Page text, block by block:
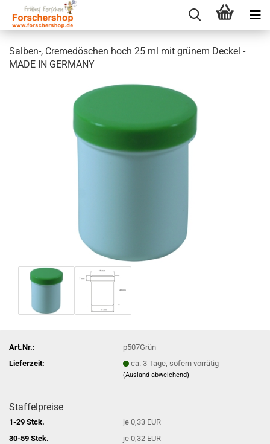
Salben-, Cremedöschen hoch 25 ml mit grünem Deckel -
MADE IN GERMANY
Art.Nr.:
p507Grün
Lieferzeit:
ca. 3 Tage, sofern vorrätig
(Ausland abweichend)
Staffelpreise
1-29 Stck.
je 0,33 EUR
30-59 Stck.
je 0,32 EUR